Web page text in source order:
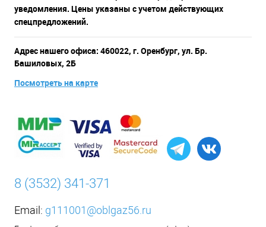
уведомления. Цены указаны с учетом действующих
спецпредложений.
Адрес нашего офиса: 460022, г. Оренбург, ул. Бр.
Башиловых, 2Б
Посмотреть на карте
8 (3532) 341-371
Email: g111001@oblgaz56.ru